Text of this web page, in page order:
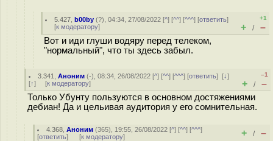
5.427 ,b00by (?), 04:34, 27/08/2022 [^] [^^] [^^^] [ответить]
[к модератору]
+1
+ / –
Вот и иди глуши водяру перед телеком,
"нормальный", что ты здесь забыл.
3.341 ,Аноним (-), 08:34, 26/08/2022 [^] [^^] [^^^] [ответить][↓]
[↑] [к модератору]
–1
+ / –
Только Убунту пользуются в основном достяжениями
дебиан! Да и цельивая аудитория у его сомнительная.
4.368 ,Аноним (365), 19:55, 26/08/2022 [^] [^^] [^^^]
[ответить] [к модератору] + / –